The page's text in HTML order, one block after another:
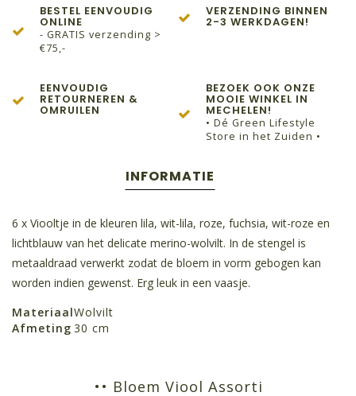
BESTEL EENVOUDIG
ONLINE
- GRATIS verzending >
€75,-
VERZENDING BINNEN
2-3 WERKDAGEN!
EENVOUDIG
RETOURNEREN &
OMRUILEN
BEZOEK OOK ONZE
MOOIE WINKEL IN
MECHELEN!
• Dé Green Lifestyle
Store in het Zuiden •
INFORMATIE
6 x Viooltje in de kleuren lila, wit-lila, roze, fuchsia, wit-roze en
lichtblauw van het delicate merino-wolvilt. In de stengel is
metaaldraad verwerkt zodat de bloem in vorm gebogen kan
worden indien gewenst. Erg leuk in een vaasje.
MateriaalWolvilt
Afmeting 30 cm
•• Bloem Viool Assorti